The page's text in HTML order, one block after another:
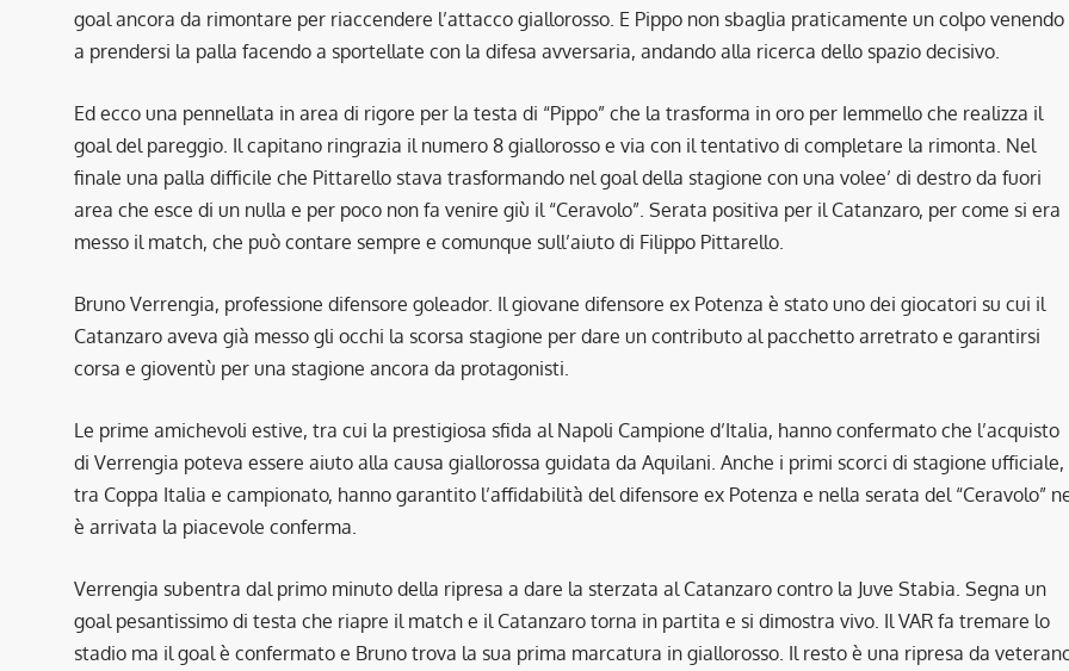
goal ancora da rimontare per riaccendere l’attacco giallorosso. E Pippo non sbaglia praticamente un colpo venendo
a prendersi la palla facendo a sportellate con la difesa avversaria, andando alla ricerca dello spazio decisivo.
Ed ecco una pennellata in area di rigore per la testa di “Pippo” che la trasforma in oro per Iemmello che realizza il
goal del pareggio. Il capitano ringrazia il numero 8 giallorosso e via con il tentativo di completare la rimonta. Nel
finale una palla difficile che Pittarello stava trasformando nel goal della stagione con una volee’ di destro da fuori
area che esce di un nulla e per poco non fa venire giù il “Ceravolo”. Serata positiva per il Catanzaro, per come si era
messo il match, che può contare sempre e comunque sull’aiuto di Filippo Pittarello.
Bruno Verrengia, professione difensore goleador. Il giovane difensore ex Potenza è stato uno dei giocatori su cui il
Catanzaro aveva già messo gli occhi la scorsa stagione per dare un contributo al pacchetto arretrato e garantirsi
corsa e gioventù per una stagione ancora da protagonisti.
Le prime amichevoli estive, tra cui la prestigiosa sfida al Napoli Campione d’Italia, hanno confermato che l’acquisto
di Verrengia poteva essere aiuto alla causa giallorossa guidata da Aquilani. Anche i primi scorci di stagione ufficiale,
tra Coppa Italia e campionato, hanno garantito l’affidabilità del difensore ex Potenza e nella serata del “Ceravolo”
è arrivata la piacevole conferma.
Verrengia subentra dal primo minuto della ripresa a dare la sterzata al Catanzaro contro la Juve Stabia. Segna un
goal pesantissimo di testa che riapre il match e il Catanzaro torna in partita e si dimostra vivo. Il VAR fa tremare lo
stadio ma il goal è confermato e Bruno trova la sua prima marcatura in giallorosso. Il resto è una ripresa da